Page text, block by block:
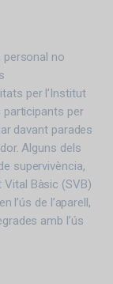
personal no
per l’Institut
participants per
davant parades
Alguns dels
supervivència,
Bàsic (SVB)
l’ús de l’aparell,
amb l’ús